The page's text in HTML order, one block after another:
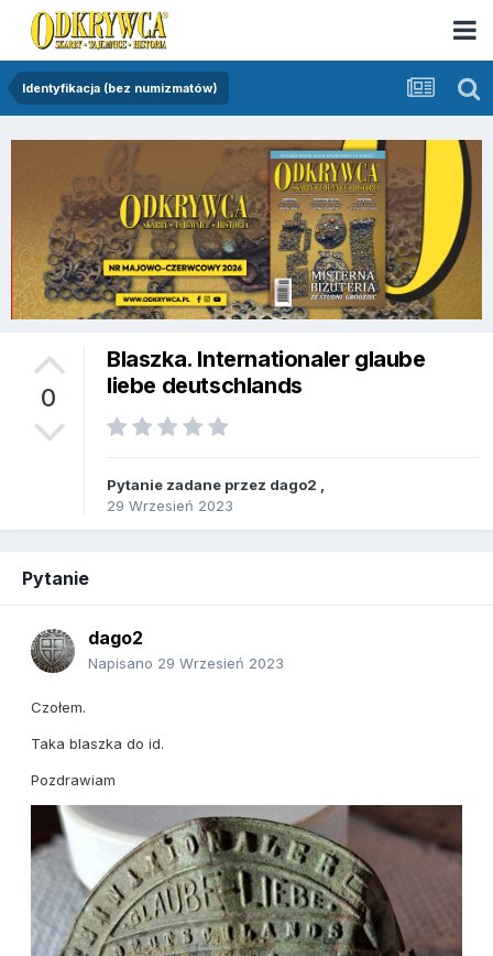
Identyfikacja (bez numizmatów)
0
Blaszka. Internationaler glaube
liebe deutschlands
Pytanie zadane przez dago2
29 Wrzesień 2023
Pytanie
dago2
Napisano 29 Wrzesień 2023
Czołem.
Taka blaszka do id.
Pozdrawiam